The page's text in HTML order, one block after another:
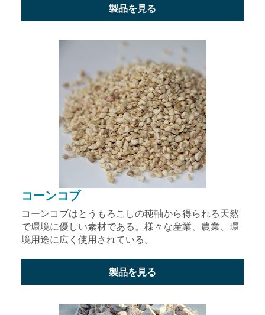
製品を見る
コーンコブ
コーンコブはとうもろこしの穂軸から得られる天然
で環境に優しい素材である。様々な産業、農業、環
境用途に広く使用されている。
製品を見る